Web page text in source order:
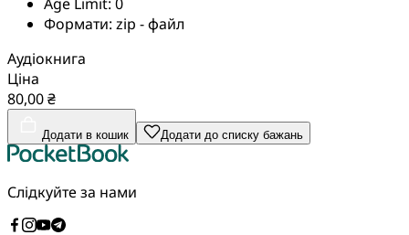
Формати: zip - файл
Аудіокнига
Ціна
80,00 ₴
Додати в кошик Додати до списку бажань
Слідкуйте за нами